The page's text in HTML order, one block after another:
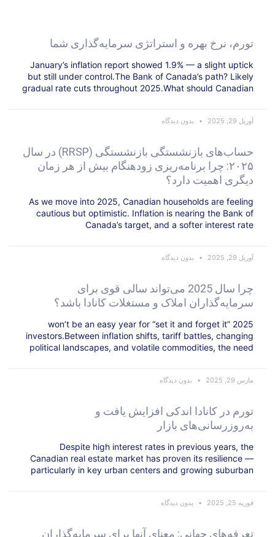
تورم، نرخ بهره و استراتژی سرمایه‌گذاری شما
January’s inflation report showed 1.9% — a slight uptick
but still under control.The Bank of Canada’s path? Likely
gradual rate cuts throughout 2025.What should Canadian
آوریل 29, 2025 بدون دیدگاه
حساب‌های بازنشستگی بازنشستگی (RRSP) در سال
۲۰۲۵: چرا برنامه‌ریزی زودهنگام بیش از هر زمان
دیگری اهمیت دارد؟
As we move into 2025, Canadian households are feeling
cautious but optimistic. Inflation is nearing the Bank of
Canada’s target, and a softer interest rate
آوریل 29, 2025 بدون دیدگاه
چرا سال 2025 می‌تواند سالی قوی برای
سرمایه‌گذاران املاک و مستغلات کانادا باشد؟
2025 won’t be an easy year for “set it and forget it”
investors.Between inflation shifts, tariff battles, changing
political landscapes, and volatile commodities, the need
مارس 29, 2025 بدون دیدگاه
تورم در کانادا اندکی افزایش یافت و
به‌روزرسانی‌های بازار
Despite high interest rates in previous years, the
Canadian real estate market has proven its resilience —
particularly in key urban centers and growing suburban
فوریه 25, 2025 بدون دیدگاه
تعرفه‌های جهانی: معنای آنها برای سرمایه‌گذاران